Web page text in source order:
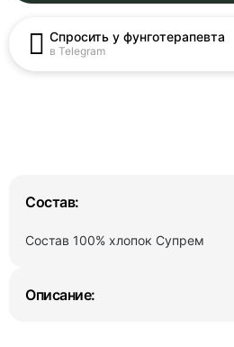
Спросить у фунготерапевта
в Telegram
Состав:
Состав 100% хлопок Супрем
Описание: